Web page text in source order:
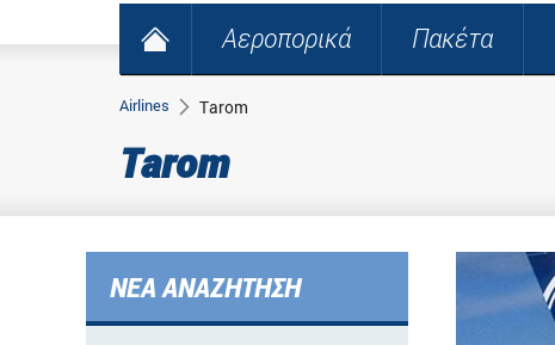
Αεροπορικά Πακέτα
Airlines Tarom
Tarom
ΝΕΑ ΑΝΑΖΗΤΗΣΗ